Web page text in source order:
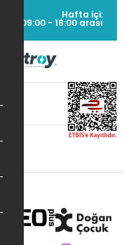
Hafta içi:
09:00 - 18:00 arası